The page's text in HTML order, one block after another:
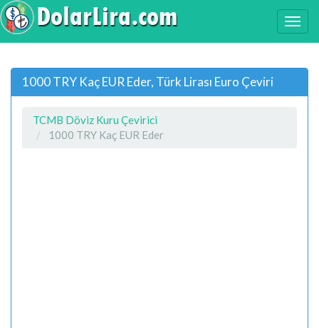
1000 TRY Kaç EUR Eder, Türk Lirası Euro Çeviri
TCMB Döviz Kuru Çevirici
1000 TRY Kaç EUR Eder